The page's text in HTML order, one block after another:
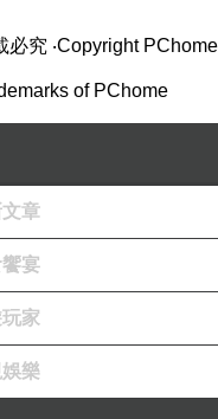
，銷售海內外各
，留下了精采豐
，已有26年烹飪
目多年，曾與母
主持台視 ”美食大
新加坡電視 ”名家
烹飪節目，親切認
多觀眾喜愛。現任
必究 ‧Copyright PChome
of PChome
章
宴
家
樂